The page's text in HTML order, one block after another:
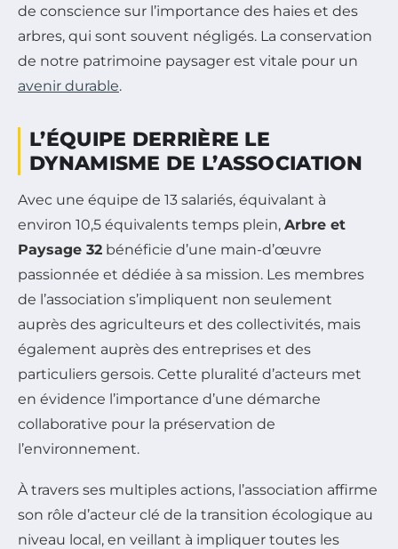
de conscience sur l’importance des haies et des
arbres, qui sont souvent négligés. La conservation
de notre patrimoine paysager est vitale pour un
avenir durable.
L’ÉQUIPE DERRIÈRE LE
DYNAMISME DE L’ASSOCIATION
Avec une équipe de 13 salariés, équivalant à
environ 10,5 équivalents temps plein, Arbre et
Paysage 32 bénéficie d’une main-d’œuvre
passionnée et dédiée à sa mission. Les membres
de l’association s’impliquent non seulement
auprès des agriculteurs et des collectivités, mais
également auprès des entreprises et des
particuliers gersois. Cette pluralité d’acteurs met
en évidence l’importance d’une démarche
collaborative pour la préservation de
l’environnement.
À travers ses multiples actions, l’association affirme
son rôle d’acteur clé de la transition écologique au
niveau local, en veillant à impliquer toutes les